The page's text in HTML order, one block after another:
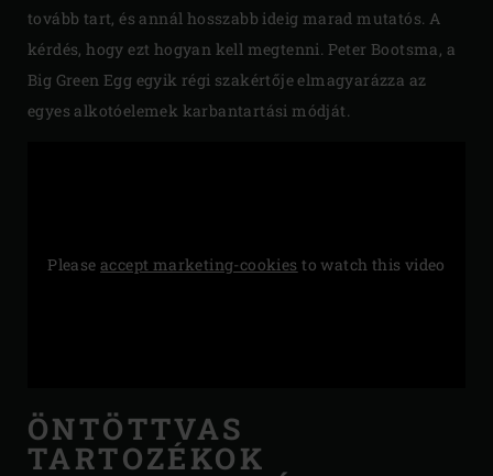
tovább tart, és annál hosszabb ideig marad mutatós. A
kérdés, hogy ezt hogyan kell megtenni. Peter Bootsma, a
Big Green Egg egyik régi szakértője elmagyarázza az
egyes alkotóelemek karbantartási módját.
Pleaseaccept marketing-cookies to watch this video
ÖNTÖTTVAS
TARTOZÉKOK